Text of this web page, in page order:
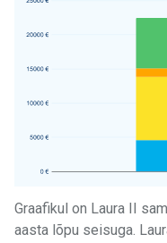
Graafikul on Laura II
aasta lõpu seisuga.